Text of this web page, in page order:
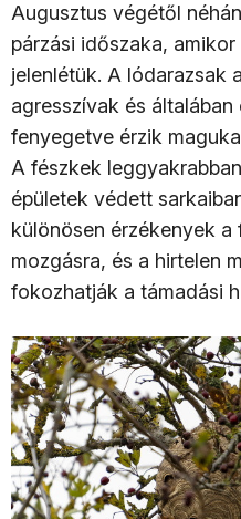
Augusztus végétől
párzási időszaka,
jelenlétük. A lódarazsak
agresszívak és
fenyegetve érzik
A fészkek
épületek védett
különösen érzékenyek
mozgásra, és a hirtelen
fokozhatják a támadási